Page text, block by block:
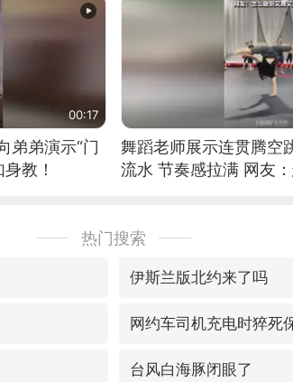
00:17
弟弟演示“门
教！
舞蹈老师展示连贯腾空
流水 节奏感拉满 网友
热门搜索
伊斯兰版北约来了吗
网约车司机充电时猝死
台风白海豚闭眼了